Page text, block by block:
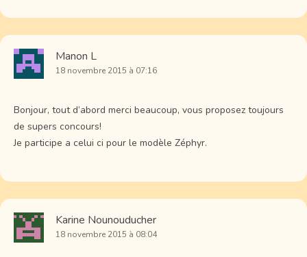
Manon L
18 novembre 2015 à 07:16
Bonjour, tout d’abord merci beaucoup, vous proposez toujours
de supers concours!
Je participe a celui ci pour le modèle Zéphyr.
Karine Nounouducher
18 novembre 2015 à 08:04